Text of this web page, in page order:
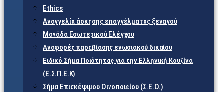
Ethics
Αναγγελία άσκησης επαγγέλματος ξεναγού
Μονάδα Εσωτερικού Ελέγχου
Αναφορές παραβίασης ενωσιακού δικαίου
Ειδικό Σήμα Ποιότητας για την Ελληνική Κουζίνα
(Ε.Σ.Π.Ε.Κ)
Σήμα Επισκέψιμου Οινοποιείου (Σ.Ε.Ο.)